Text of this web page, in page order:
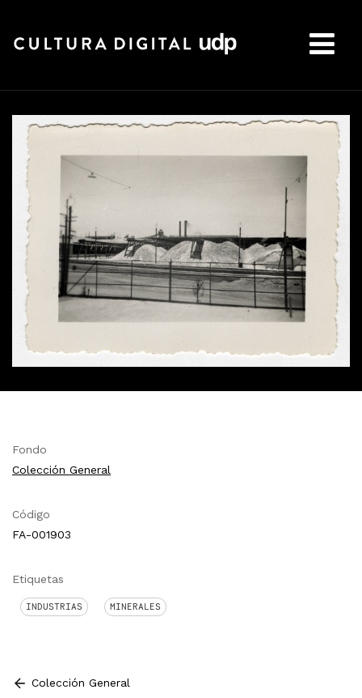
Fondo
Colección General
Código
FA-001903
Etiquetas
INDUSTRIAS MINERALES
Colección General